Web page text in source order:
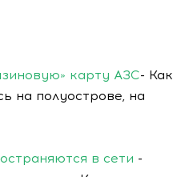
карту АЗС- Как
на полуострове, на
в сети -